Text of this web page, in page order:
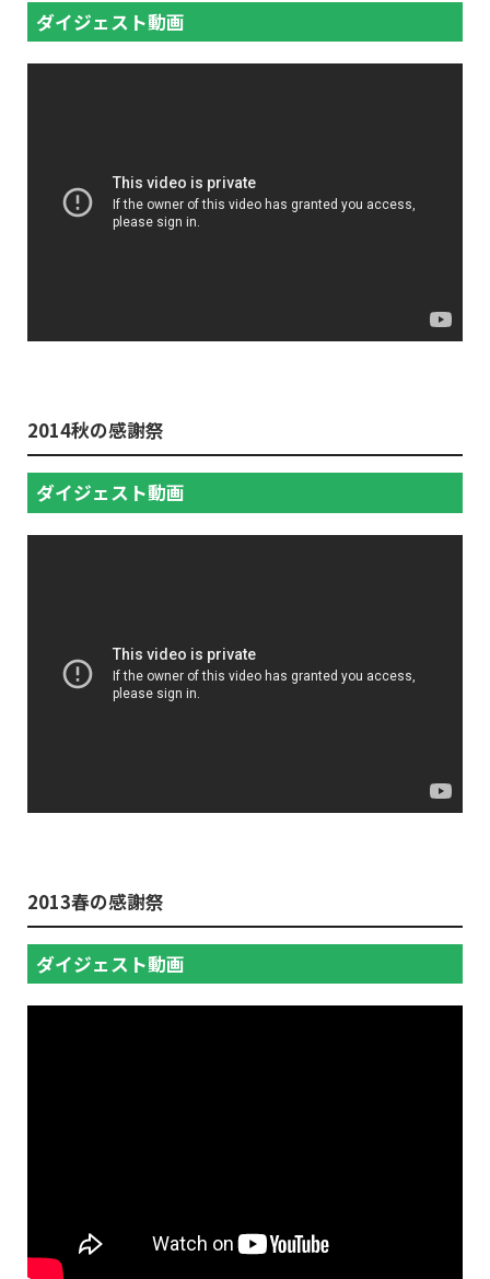
ダイジェスト動画
2014秋の感謝祭
ダイジェスト動画
2013春の感謝祭
ダイジェスト動画